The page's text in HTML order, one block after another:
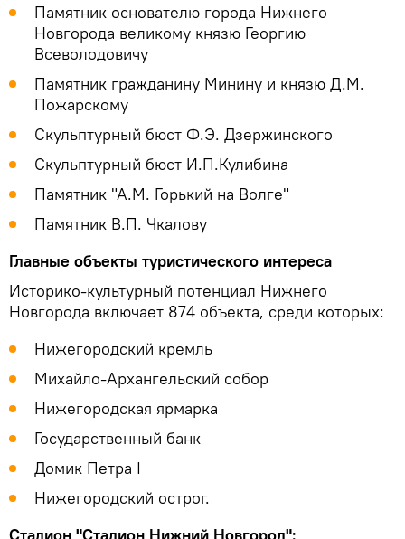
Памятник основателю города Нижнего
Новгорода великому князю Георгию
Всеволодовичу
Памятник гражданину Минину и князю Д.М.
Пожарскому
Скульптурный бюст Ф.Э. Дзержинского
Скульптурный бюст И.П.Кулибина
Памятник "А.М. Горький на Волге"
Памятник В.П. Чкалову
Главные объекты туристического интереса
Историко-культурный потенциал Нижнего
Новгорода включает 874 объекта, среди которых:
Нижегородский кремль
Михайло-Архангельский собор
Нижегородская ярмарка
Государственный банк
Домик Петра I
Нижегородский острог.
Стадион "Стадион Нижний Новгород":